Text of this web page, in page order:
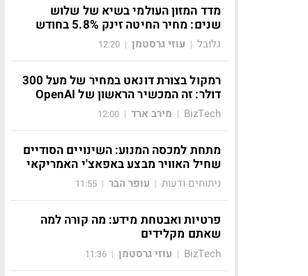
מדד המזון העולמי בשיא של שלוש
שנים: מחיר החיטה זינק 5.8% בחודש
גלובל | עוזי גרסטמן |
12:20
רמקול בצורת דונאט במחיר של מעל 300
דולר: זה המכשיר הראשון של OpenAI
BizTech
| מירב ארד |
12:00
מתחת למכסה המנוע: השינויים הסודיים
שחיל האוויר מבצע באפאצ'י האמריקאי
ניתוחים ודעות | עופר הבר |
11:55
פרטיות ואבטחת מידע: מה קורה למה
שאתם מקלידים
BizTech
| עוזי גרסטמן |
11:36